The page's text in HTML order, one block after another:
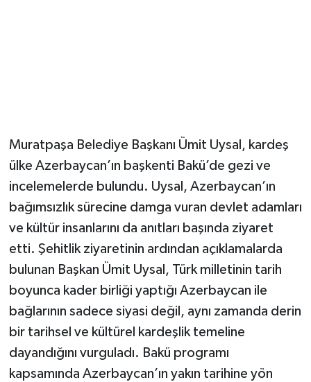
Muratpaşa Belediye Başkanı Ümit Uysal, kardeş
ülke Azerbaycan’ın başkenti Bakü’de gezi ve
incelemelerde bulundu. Uysal, Azerbaycan’ın
bağımsızlık sürecine damga vuran devlet adamları
ve kültür insanlarını da anıtları başında ziyaret
etti. Şehitlik ziyaretinin ardından açıklamalarda
bulunan Başkan Ümit Uysal, Türk milletinin tarih
boyunca kader birliği yaptığı Azerbaycan ile
bağlarının sadece siyasi değil, aynı zamanda derin
bir tarihsel ve kültürel kardeşlik temeline
dayandığını vurguladı. Bakü programı
kapsamında Azerbaycan’ın yakın tarihine yön